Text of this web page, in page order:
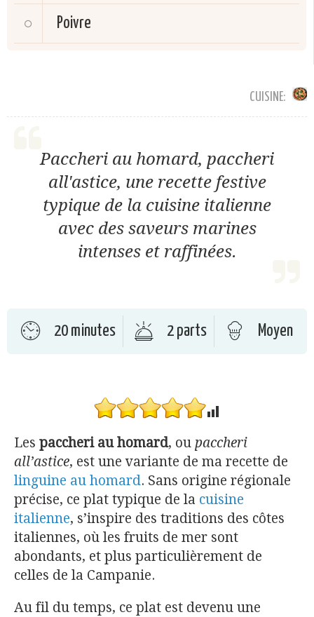
Poivre
CUISINE:
Paccheri au homard, paccheri
all'astice, une recette festive
typique de la cuisine italienne
avec des saveurs marines
intenses et raffinées.
20 minutes 2 parts Moyen
Les paccheri au homard, ou paccheri
all’astice, est une variante de ma recette de
linguine au homard. Sans origine régionale
précise, ce plat typique de la cuisine
italienne, s’inspire des traditions des côtes
italiennes, où les fruits de mer sont
abondants, et plus particulièrement de
celles de la Campanie.
Au fil du temps, ce plat est devenu une